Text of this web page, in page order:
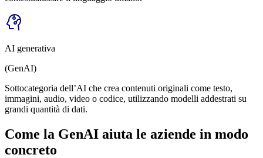
AI generativa
(GenAI)
Sottocategoria dell’AI che crea contenuti originali come testo,
immagini, audio, video o codice, utilizzando modelli addestrati su
grandi quantità di dati.
Come la GenAI aiuta le aziende in modo
concreto